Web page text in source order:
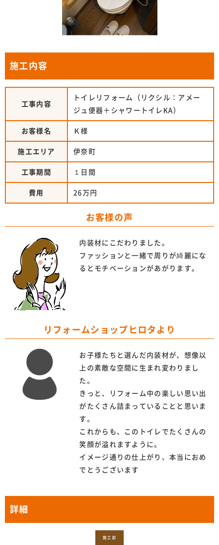
施工内容
工事内容
トイレリフォーム（リクシル：アメー
ジュ便器＋シャワートイレKA）
お客様名 Ｋ様
施工エリア 伊奈町
工事期間 １日間
費用 26万円
お客様の声
内装材にこだわりました。
ファッションと一緒で周りが綺麗にな
るとモチベーションがあがります。
リフォームショップヒロタより
お子様たちと選んだ内装材が、想像以
上の素敵な空間に生まれ変わりまし
た。
きっと、リフォーム中の楽しい思い出
がたくさん詰まっていることと思いま
す。
これからも、このトイレでたくさんの
笑顔が溢れますように。
イメージ通りの仕上がり、本当におめ
でとうございます
詳細
施工前